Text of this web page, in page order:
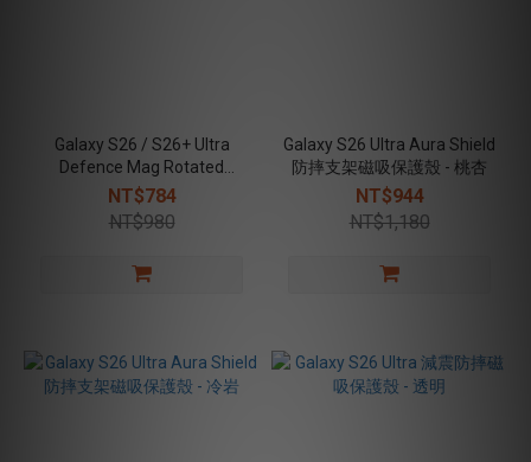
Galaxy S26 / S26+ Ultra
Defence Mag Rotated
Stand磁吸旋轉支架殼 - 透明
NT$784
NT$980
Galaxy S26 Ultra Aura Shield
防摔支架磁吸保護殼 - 桃杏
NT$944
NT$1,180